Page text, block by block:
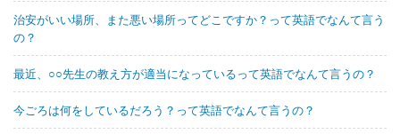
治安がいい場所、また悪い場所ってどこですか？って英語でなんて言う
の？
最近、○○先生の教え方が適当になっているって英語でなんて言うの？
今ごろは何をしているだろう？って英語でなんて言うの？